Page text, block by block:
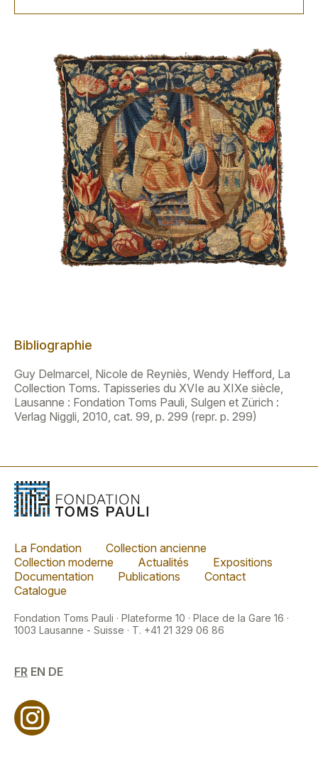
Bibliographie
Guy Delmarcel, Nicole de Reyniès, Wendy Hefford, La
Collection Toms. Tapisseries du XVIe au XIXe siècle,
Lausanne : Fondation Toms Pauli, Sulgen et Zürich :
Verlag Niggli, 2010, cat. 99, p. 299 (repr. p. 299)
La Fondation
Collection ancienne
Collection moderne
Actualités
Expositions
Documentation
Publications
Contact
Catalogue
Fondation Toms Pauli · Plateforme 10 · Place de la Gare 16 ·
1003 Lausanne - Suisse · T. +41 21 329 06 86
FR EN DE